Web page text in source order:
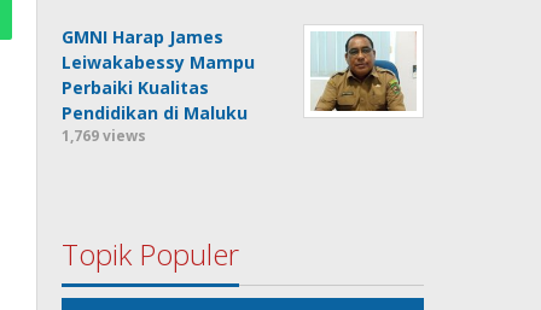
GMNI Harap James
Leiwakabessy Mampu
Perbaiki Kualitas
Pendidikan di Maluku
1,769 views
Topik Populer